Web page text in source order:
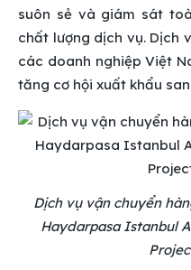
suôn sẻ và giám sát
chất lượng dịch vụ. Dịch
các doanh nghiệp Việt
tăng cơ hội xuất khẩu
Dịch vụ vận chuyển
Haydarpasa Istanbul